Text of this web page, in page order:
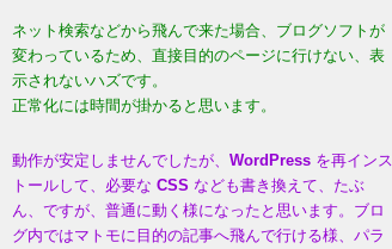
ネット検索などから飛んで来た場合、ブログソフトが
変わっているため、直接目的のページに行けない、表
示されないハズです。
正常化には時間が掛かると思います。
動作が安定しませんでしたが、 WordPress を再インス
トールして、必要な CSS なども書き換えて、たぶ
ん、ですが、普通に動く様になったと思います。ブロ
グ内ではマトモに目的の記事へ飛んで行ける様、パラ